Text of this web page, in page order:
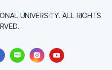
UNIVERSITY. ALL RIGHTS